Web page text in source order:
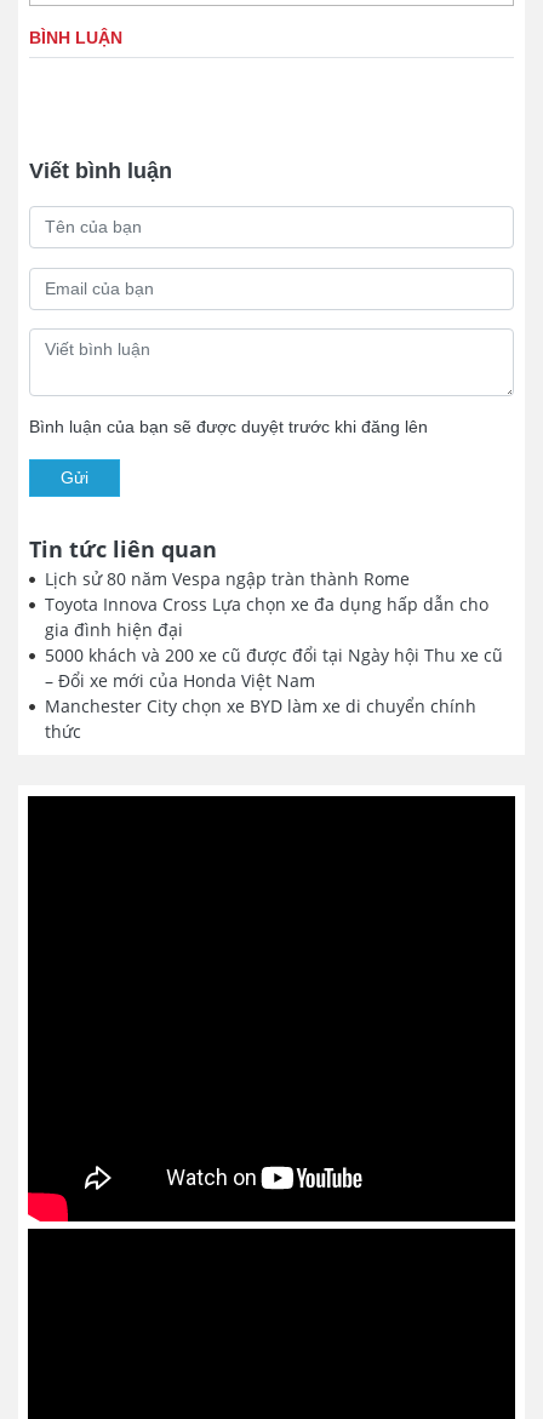
BÌNH LUẬN
Viết bình luận
Bình luận của bạn sẽ được duyệt trước khi đăng lên
Gửi
Tin tức liên quan
Lịch sử 80 năm Vespa ngập tràn thành Rome
Toyota Innova Cross Lựa chọn xe đa dụng hấp dẫn cho
gia đình hiện đại
5000 khách và 200 xe cũ được đổi tại Ngày hội Thu xe cũ
– Đổi xe mới của Honda Việt Nam
Manchester City chọn xe BYD làm xe di chuyển chính
thức